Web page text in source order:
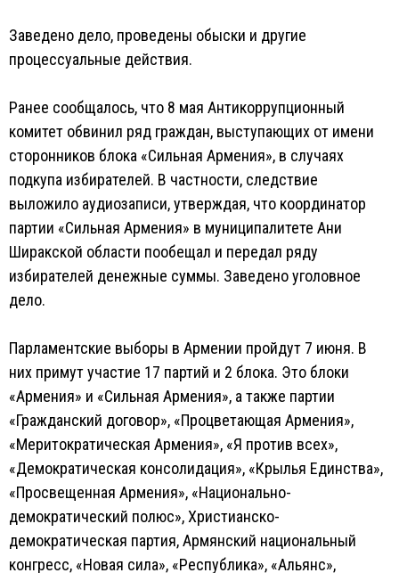
Заведено дело, проведены обыски и другие
процессуальные действия.
Ранее сообщалось, что 8 мая Антикоррупционный
комитет обвинил ряд граждан, выступающих от имени
сторонников блока «Сильная Армения», в случаях
подкупа избирателей. В частности, следствие
выложило аудиозаписи, утверждая, что координатор
партии «Сильная Армения» в муниципалитете Ани
Ширакской области пообещал и передал ряду
избирателей денежные суммы. Заведено уголовное
дело.
Парламентские выборы в Армении пройдут 7 июня. В
них примут участие 17 партий и 2 блока. Это блоки
«Армения» и «Сильная Армения», а также партии
«Гражданский договор», «Процветающая Армения»,
«Меритократическая Армения», «Я против всех»,
«Демократическая консолидация», «Крылья Единства»,
«Просвещенная Армения», «Национально-
демократический полюс», Христианско-
демократическая партия, Армянский национальный
конгресс, «Новая сила», «Республика», «Альянс»,